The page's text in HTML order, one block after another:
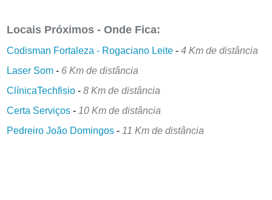
Locais Próximos - Onde Fica:
Codisman Fortaleza - Rogaciano Leite -4 Km de distância
Laser Som - 6 Km de distância
ClínicaTechfisio -8 Km de distância
Certa Serviços - 10 Km de distância
Pedreiro João Domingos - 11 Km de distância